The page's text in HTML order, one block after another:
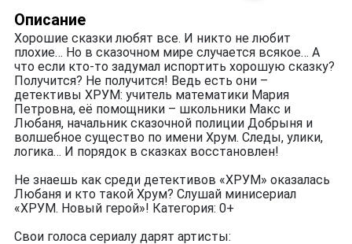
Описание
Хорошие сказки любят все. И никто не любит
плохие… Но в сказочном мире случается всякое… А
что если кто-то задумал испортить хорошую сказку?
Получится? Не получится! Ведь есть они –
детективы ХРУМ: учитель математики Мария
Петровна, её помощники – школьники Макс и
Любаня, начальник сказочной полиции Добрыня и
волшебное существо по имени Хрум. Следы, улики,
логика… И порядок в сказках восстановлен!
Не знаешь как среди детективов «ХРУМ» оказалась
Любаня и кто такой Хрум? Слушай минисериал
«ХРУМ. Новый герой»! Категория: 0+
Свои голоса сериалу дарят артисты: